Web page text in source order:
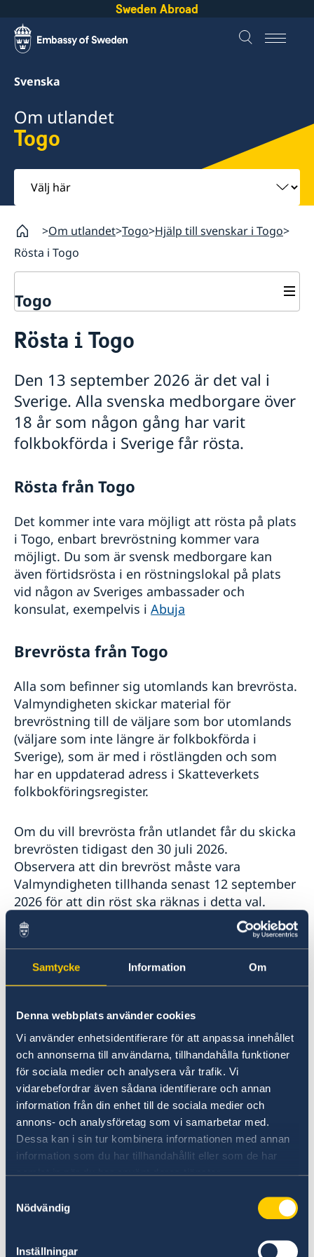
Samtycke Information Om
Denna webbplats använder cookies
Vi använder enhetsidentifierare för att anpassa innehållet
och annonserna till användarna, tillhandahålla funktioner
för sociala medier och analysera vår trafik. Vi
vidarebefordrar även sådana identifierare och annan
information från din enhet till de sociala medier och
annons- och analysföretag som vi samarbetar med.
Dessa kan i sin tur kombinera informationen med annan
information som du har tillhandahållit eller som de har
samlat in när du har använt deras tjänster.
Nödvändig
Inställningar
Sweden Abroad
Svenska
Om utlandet
Togo
Välj
här
Om utlandet Togo Hjälp till svenskar i Togo
Rösta i Togo
Togo
Hjälp till svenskar i Togo
Pass utomlands
Gifta sig utomlands
Reseinformation
Ambassadens reseinformation
Terrorism
In- och utresebestämmelser
Hälso- och sjukvård
Lokala lagar och sedvänjor
Kriminalitet och personlig säkerhet
Trafiksäkerhet
Övriga upplysningar
Rösta i Togo
Den 13 september 2026 är det val i
Sverige. Alla svenska medborgare över
18 år som någon gång har varit
folkbokförda i Sverige får rösta.
Rösta från Togo
Det kommer inte vara möjligt att rösta på plats
i Togo, enbart brevröstning kommer vara
möjligt. Du som är svensk medborgare kan
även förtidsrösta i en röstningslokal på plats
vid någon av Sveriges ambassader och
konsulat, exempelvis i Abuja
Brevrösta från Togo
Alla som befinner sig utomlands kan brevrösta.
Valmyndigheten skickar material för
brevröstning till de väljare som bor utomlands
(väljare som inte längre är folkbokförda i
Sverige), som är med i röstlängden och som
har en uppdaterad adress i Skatteverkets
folkbokföringsregister.
Om du vill brevrösta från utlandet får du skicka
brevrösten tidigast den 30 juli 2026.
Observera att din brevröst måste vara
Valmyndigheten tillhanda senast 12 september
2026 för att din röst ska räknas i detta val.
Adress till Valmyndigheten
Valmyndigheten
SE – 172 31 Sundbyberg
Sverige, Sweden, Suède
Du hittar mer information om brevröstning på
Valmyndighetens hemsida
Anmälan för att stå kvar i röstlängden
Du behåller rösträtten automatiskt i tio år efter
måste du själv anmäla dig för en ny
tioårsperiod. Information om hur du gör detta
. Även